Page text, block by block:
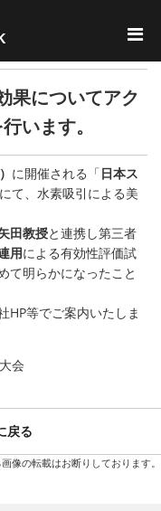
果についてアク
います。
に開催される「日本ス
にて、水素吸引による美
田教授と連携し第三者
用による有効性評価試
て明らかになったこと
HP等でご案内いたしま
会
戻る
像の転載はお断りしております。